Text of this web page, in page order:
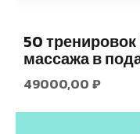
50 тренировок
массажа в
49000,00 ₽